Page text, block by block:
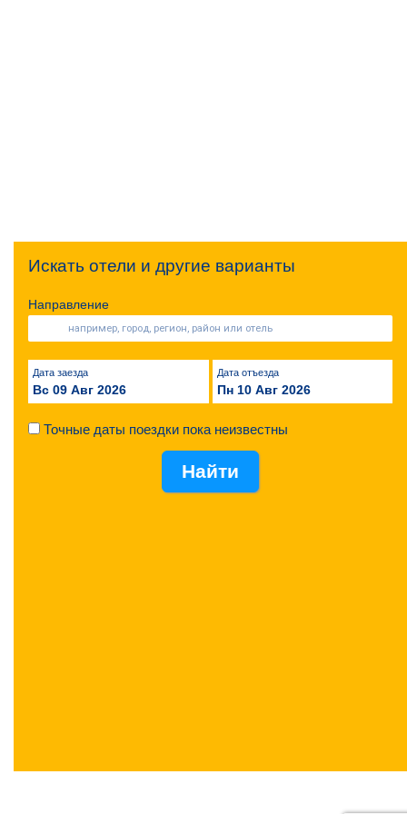
Искать отели и другие варианты
Направление
Дата заезда
Вс 09 Авг 2026
Дата отъезда
Пн 10 Авг 2026
Точные даты поездки пока неизвестны